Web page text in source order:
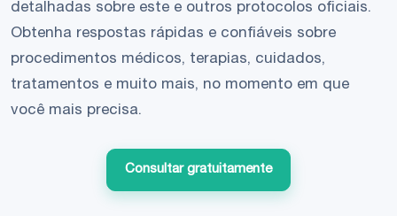
detalhadas sobre este e outros protocolos oficiais.
Obtenha respostas rápidas e confiáveis sobre
procedimentos médicos, terapias, cuidados,
tratamentos e muito mais, no momento em que
você mais precisa.
Consultar gratuitamente